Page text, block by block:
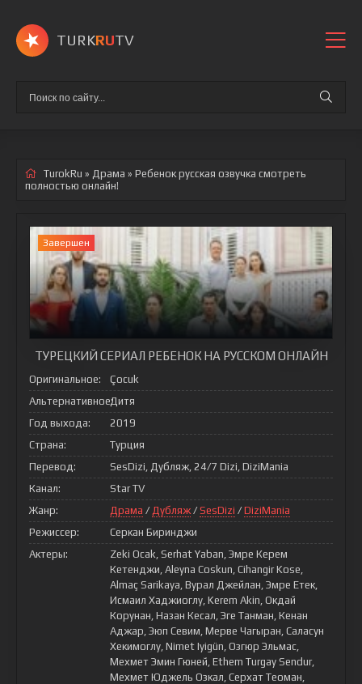
TURKRUTV
TurokRu » Драма » Ребенокрусская озвучка смотреть
полностью онлайн!
Завершен
ТУРЕЦКИЙ СЕРИАЛ РЕБЕНОК НА РУССКОМ ОНЛАЙН
Оригинальное:
Çocuk
Альтернативное:Дитя
Год выхода:
2019
Страна:
Турция
Перевод:
SesDizi, Дубляж, 24/7 Dizi, DiziMania
Канал:
Star TV
Жанр:
Драма / Дубляж/ SesDizi / DiziMania
Режиссер:
Серкан Биринджи
Актеры:
Zeki Ocak, Serhat Yaban, Эмре Керем
Кетенджи, Aleyna Coskun, Cihangir Kose,
Almaç Sarikaya, Вурал Джейлан, Эмре Етек,
Исмаил Хаджиоглу, Kerem Akin, Окдай
Корунан, Назан Кесал, Эге Танман, Кенан
Аджар, Эюп Севим, Мерве Чагыран, Саласун
Хекимоглу, Nimet Iyigün, Озгюр Эльмас,
Мехмет Эмин Гюней, Ethem Turgay Sendur,
Мехмет Юджель Озкал, Серхат Теоман,